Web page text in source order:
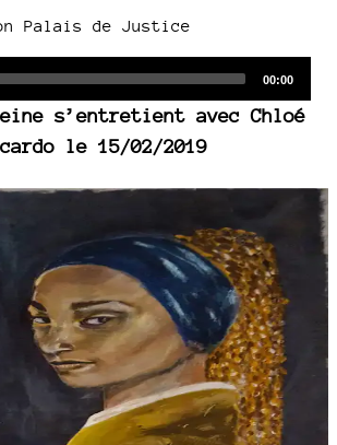
Palais de Justice
Total
00:00
s’entretient avec Chloé
le 15/02/2019